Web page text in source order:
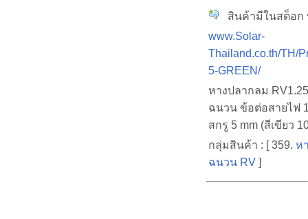
สินค้ามีในสต็อก
www.Solar-
Thailand.co.th/TH/
5-GREEN/
หางปลากลม
ฉนวน ข้อต่อสายไฟ
สกรู 5 mm (สีเขียว
กลุ่มสินค้า : [ 359. ห
ฉนวน RV ]